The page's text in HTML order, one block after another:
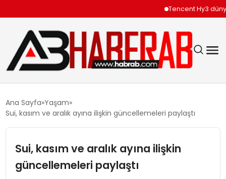
Tencent Hy3 dünya
SIYASET
TEKNOLOJI
Ana Sayfa Yaşam
Sui, kasım ve aralık ayına ilişkin güncellemeleri paylaştı
Sui, kasım ve aralık ayına ilişkin
güncellemeleri paylaştı